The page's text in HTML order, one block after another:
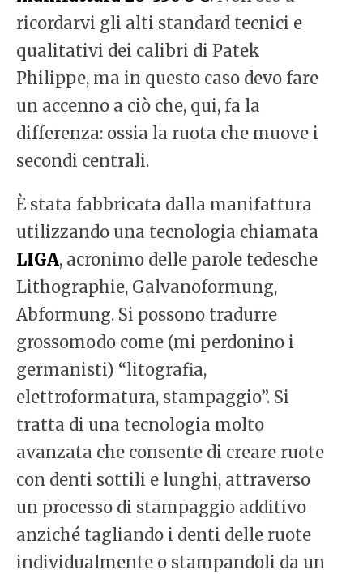
ricordarvi gli alti standard tecnici e
qualitativi dei calibri di Patek
Philippe, ma in questo caso devo fare
un accenno a ciò che, qui, fa la
differenza: ossia la ruota che muove i
secondi centrali.
È stata fabbricata dalla manifattura
utilizzando una tecnologia chiamata
LIGA, acronimo delle parole tedesche
Lithographie, Galvanoformung,
Abformung. Si possono tradurre
grossomodo come (mi perdonino i
germanisti) “litografia,
elettroformatura, stampaggio”. Si
tratta di una tecnologia molto
avanzata che consente di creare ruote
con denti sottili e lunghi, attraverso
un processo di stampaggio additivo
anziché tagliando i denti delle ruote
individualmente o stampandoli da un